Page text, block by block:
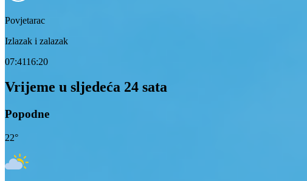
Povjetarac
Izlazak i zalazak
07:4116:20
Vrijeme u sljedeća 24 sata
Popodne
22°